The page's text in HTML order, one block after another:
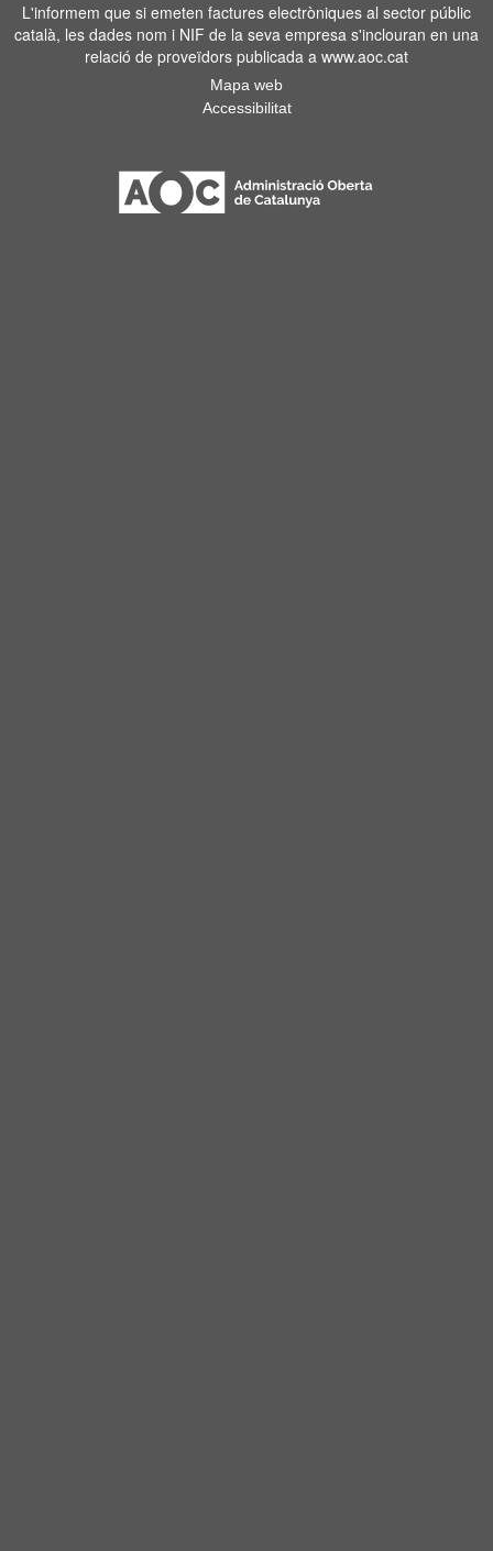
L'informem que si emeten factures electròniques al sector públic
català, les dades nom i NIF de la seva empresa s'inclouran en una
relació de proveïdors publicada a www.aoc.cat
Mapa web
Accessibilitat